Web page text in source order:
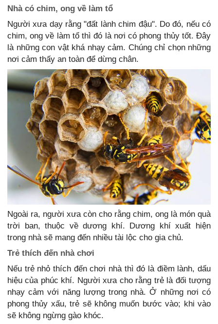
Nhà có chim, ong về làm tổ
Người xưa dạy rằng "đất lành chim đậu". Do đó, nếu có
chim, ong về làm tổ thì đó là nơi có phong thủy tốt. Đây
là những con vật khá nhạy cảm. Chúng chỉ chọn những
nơi cảm thấy an toàn để dừng chân.
Ngoài ra, người xưa còn cho rằng chim, ong là món quà
trời ban, thuộc về dương khí. Dương khí xuất hiện
trong nhà sẽ mang đến nhiều tài lộc cho gia chủ.
Trẻ thích đến nhà chơi
Nếu trẻ nhỏ thích đến chơi nhà thì đó là điềm lành, dấu
hiệu của phúc khí. Người xưa cho rằng trẻ là đối tượng
nhạy cảm với năng lượng trong nhà. Ở những nơi có
phong thủy xấu, trẻ sẽ không muốn bước vào; khi vào
sẽ không ngừng gào khóc.